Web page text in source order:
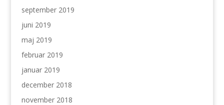
september 2019
juni 2019
maj 2019
februar 2019
januar 2019
december 2018
november 2018